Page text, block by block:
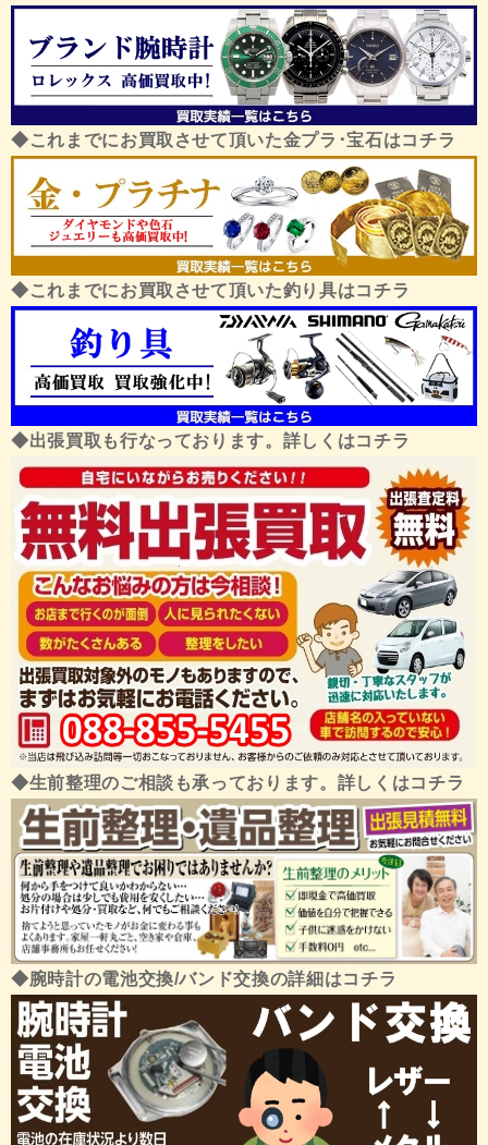
◆これまでにお買取させて頂いた金プラ･宝石はコチラ
◆これまでにお買取させて頂いた釣り具はコチラ
◆出張買取も行なっております。詳しくはコチラ
◆生前整理のご相談も承っております。詳しくはコチラ
◆腕時計の電池交換/バンド交換の詳細はコチラ